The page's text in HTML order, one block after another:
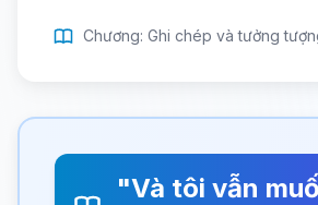
Chương: Ghi chép và tưởng
"Và tôi vẫn